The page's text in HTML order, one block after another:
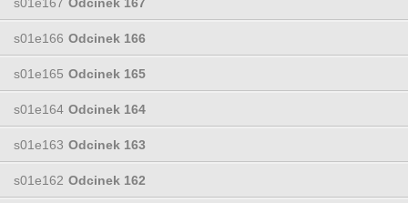
s01e166 Odcinek 166
s01e165 Odcinek 165
s01e164 Odcinek 164
s01e163 Odcinek 163
s01e162 Odcinek 162